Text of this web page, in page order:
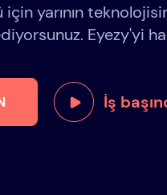
yarının
Eyezy'yi
İş